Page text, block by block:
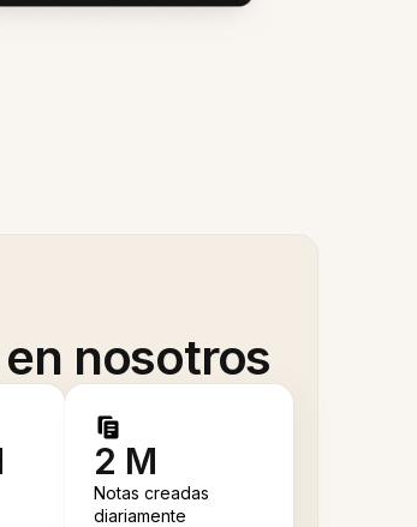
nosotros
2 M
Notas creadas
diariamente